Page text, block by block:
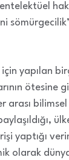
yapılan
ötesine
arası
yaptığı
olarak